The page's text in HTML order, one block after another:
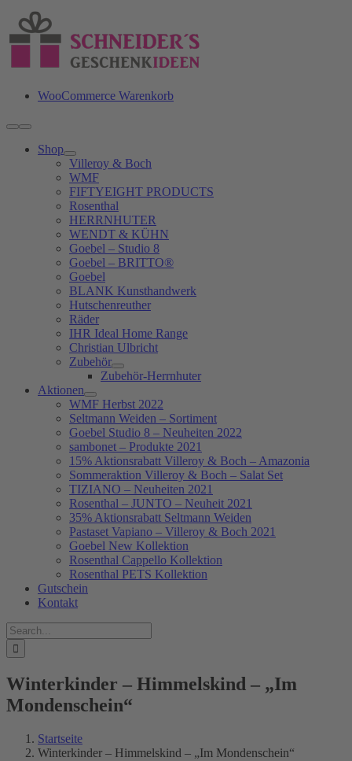
Inhalt
springen
WooCommerce Warenkorb
Toggle
Navigation
Shop
Villeroy & Boch
WMF
FIFTYEIGHT PRODUCTS
Rosenthal
HERRNHUTER
WENDT & KÜHN
Goebel – Studio 8
Goebel – BRITTO®
Goebel
BLANK Kunsthandwerk
Hutschenreuther
Räder
IHR Ideal Home Range
Christian Ulbricht
Zubehör
Zubehör-Herrnhuter
Aktionen
WMF Herbst 2022
Seltmann Weiden – Sortiment
Goebel Studio 8 – Neuheiten 2022
sambonet – Produkte 2021
15% Aktionsrabatt Villeroy & Boch – Amazonia
Sommeraktion Villeroy & Boch – Salat Set
TIZIANO – Neuheiten 2021
Rosenthal – JUNTO – Neuheit 2021
35% Aktionsrabatt Seltmann Weiden
Pastaset Vapiano – Villeroy & Boch 2021
Goebel New Kollektion
Rosenthal Cappello Kollektion
Rosenthal PETS Kollektion
Gutschein
Kontakt
Suche
nach:
Winterkinder – Himmelskind – „Im
Mondenschein“
Startseite
Winterkinder – Himmelskind – „Im Mondenschein“